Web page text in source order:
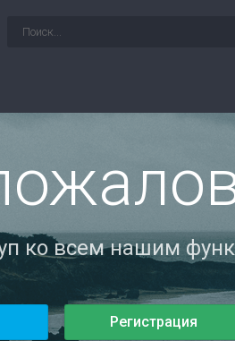
ко всем нашим
Регистрация